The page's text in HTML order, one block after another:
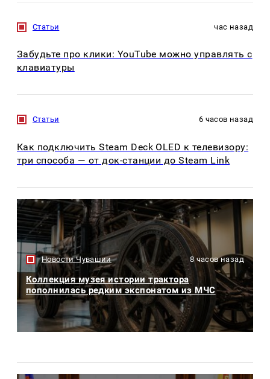
Статьи час назад
Забудьте про клики: YouTube можно управлять с
клавиатуры
Статьи 6 часов назад
Как подключить Steam Deck OLED к телевизору:
три способа — от док-станции до Steam Link
Новости Чувашии 8 часов назад
Коллекция музея истории трактора
пополнилась редким экспонатом из МЧС